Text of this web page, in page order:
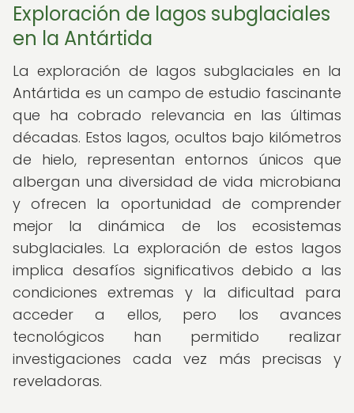
Exploración de lagos subglaciales
en la Antártida
La exploración de lagos subglaciales en la
Antártida es un campo de estudio fascinante
que ha cobrado relevancia en las últimas
décadas. Estos lagos, ocultos bajo kilómetros
de hielo, representan entornos únicos que
albergan una diversidad de vida microbiana
y ofrecen la oportunidad de comprender
mejor la dinámica de los ecosistemas
subglaciales. La exploración de estos lagos
implica desafíos significativos debido a las
condiciones extremas y la dificultad para
acceder a ellos, pero los avances
tecnológicos han permitido realizar
investigaciones cada vez más precisas y
reveladoras.